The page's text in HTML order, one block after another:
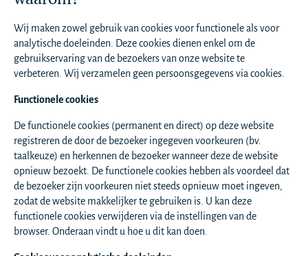
Wij maken zowel gebruik van cookies voor functionele als voor
analytische doeleinden. Deze cookies dienen enkel om de
gebruikservaring van de bezoekers van onze website te
verbeteren. Wij verzamelen geen persoonsgegevens via cookies.
Functionele cookies
De functionele cookies (permanent en direct) op deze website
registreren de door de bezoeker ingegeven voorkeuren (bv.
taalkeuze) en herkennen de bezoeker wanneer deze de website
opnieuw bezoekt. De functionele cookies hebben als voordeel dat
de bezoeker zijn voorkeuren niet steeds opnieuw moet ingeven,
zodat de website makkelijker te gebruiken is. U kan deze
functionele cookies verwijderen via de instellingen van de
browser. Onderaan vindt u hoe u dit kan doen.